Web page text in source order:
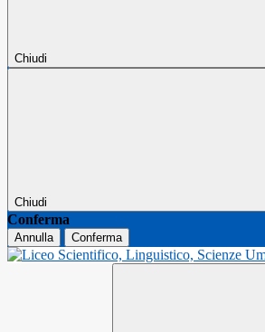
Chiudi
Chiudi
Conferma
Annulla Conferma